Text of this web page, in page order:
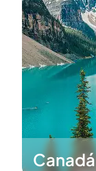
Canadá